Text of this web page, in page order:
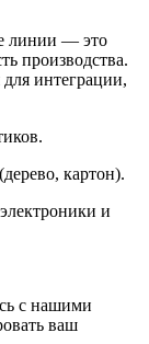
линии — это
производства.
интеграции,
картон).
и
с нашими
ваш